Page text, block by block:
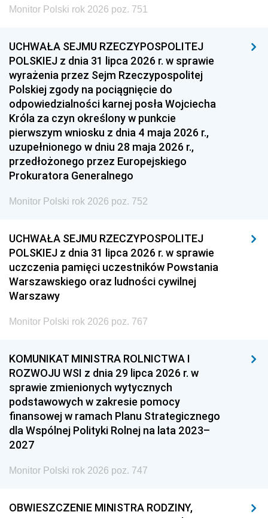
Monitor Polski rok 2026 poz. 751
UCHWAŁA SEJMU RZECZYPOSPOLITEJ
POLSKIEJ z dnia 31 lipca 2026 r. w sprawie
wyrażenia przez Sejm Rzeczypospolitej
Polskiej zgody na pociągnięcie do
odpowiedzialności karnej posła Wojciecha
Króla za czyn określony w punkcie
pierwszym wniosku z dnia 4 maja 2026 r.,
uzupełnionego w dniu 28 maja 2026 r.,
przedłożonego przez Europejskiego
Prokuratora Generalnego
Monitor Polski rok 2026 poz. 752
UCHWAŁA SEJMU RZECZYPOSPOLITEJ
POLSKIEJ z dnia 31 lipca 2026 r. w sprawie
uczczenia pamięci uczestników Powstania
Warszawskiego oraz ludności cywilnej
Warszawy
Monitor Polski rok 2026 poz. 767
KOMUNIKAT MINISTRA ROLNICTWA I
ROZWOJU WSI z dnia 29 lipca 2026 r. w
sprawie zmienionych wytycznych
podstawowych w zakresie pomocy
finansowej w ramach Planu Strategicznego
dla Wspólnej Polityki Rolnej na lata 2023–
2027
Monitor Polski rok 2026 poz. 747
OBWIESZCZENIE MINISTRA RODZINY,